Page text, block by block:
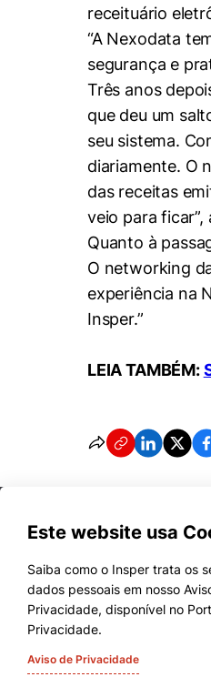
receituário
“A Nexodata
segurança e
Três anos
que deu um
seu sistema.
diariamente. O
das receitas
veio para ficar”,
Quanto à
O networking
experiência na
Insper.”
LEIA TAMBÉM:
Este website usa
Saiba como o Insper trata os
dados pessoais em nosso
Privacidade, disponível no
Privacidade.
Aviso de Privacidade
Cursos